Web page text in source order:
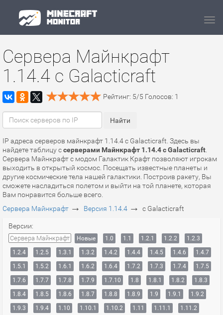
Сервера Майнкрафт
1.14.4 с Galacticraft
Рейтинг: 5/5 Голосов: 1
IP адреса серверов майнкрафт 1.14.4 с Galacticraft. Здесь вы
найдете таблицу ссерверами Майнкрафт 1.14.4 с Galacticraft
Сервера Майнкрафт с модом Галактик Крафт позволяют игрокам
выходить в открытый космос. Посещать известные планеты и
другие космические тела нашей галактики. Построив ракету, Вы
сможете насладиться полетом и выйти на той планете, которая
Вам понравится больше всего.
Сервера Майнкрафт → Версия 1.14.4 → с Galacticraft
Версии:
Сервера Майнкрафт Новые 1.0 1.1 1.2.1 1.2.2
1.2.3
1.2.4
1.2.5 1.3.1 1.3.2 1.4.2 1.4.4 1.4.5 1.4.6
1.4.7
1.5.1
1.5.2 1.6.1 1.6.2 1.6.4 1.7.2 1.7.3 1.7.4
1.7.5
1.7.6
1.7.7 1.7.8 1.7.9 1.7.10 1.8 1.8.1 1.8.2
1.8.3
1.8.4
1.8.5 1.8.6 1.8.7 1.8.8 1.8.9 1.9 1.9.1
1.9.2
1.9.3
1.9.4 1.10 1.10.1 1.10.2 1.11 1.11.1
1.11.2